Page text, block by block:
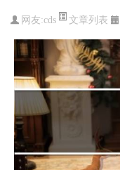
网友:cds 文章列表